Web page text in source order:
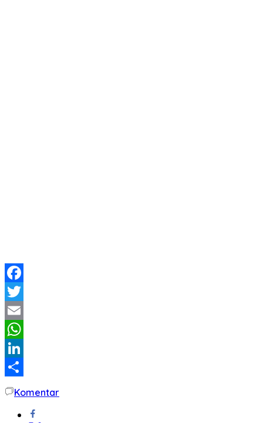
Facebook
Twitter
Email
WhatsApp
LinkedIn
ShareKomentar